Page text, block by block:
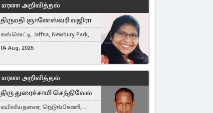
மரண அறிவித்தல்
திருமதி ஞானேஸ்வரி வஜிரா
வல்வெட்டி, Jaffna, Newbury Park,
United Kingdom
04 Aug, 2026
மரண அறிவித்தல்
திரு துரைச்சாமி செந்திவேல்
மயிலியதனை, நெடுங்கேணி,